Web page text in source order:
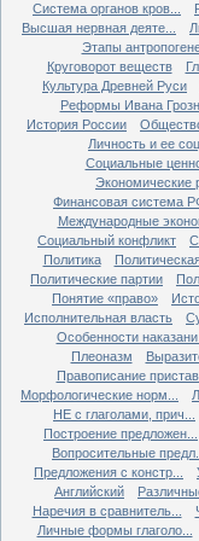
Система органов кров...
Высшая нервная деяте...
Этапы
Круговорот веществ
Культура Древней Руси
Реформы Ивана
История России
Личность и ее
Социальные
Экономические
Финансовая система
Международные
Социальный конфликт
Политика
Политические партии
Понятие «право»
Исполнительная власть
Особенности
Плеоназм
Правописание
Морфологические норм...
НЕ с глаголами, прич...
Построение предложен...
Вопросительные предл...
Предложения с констр...
Английский
Наречия в сравнитель...
Личные формы глаголо...